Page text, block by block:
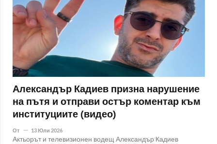
Александър Кадиев призна нарушение
на пътя и отправи остър коментар към
институциите (видео)
От 13 Юли 2026
Актьорът и телевизионен водещ Александър Кадиев